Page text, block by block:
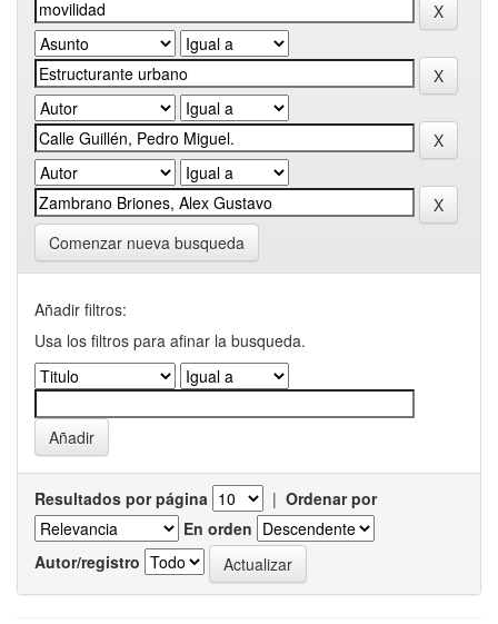
Comenzar nueva busqueda
Añadir filtros:
Usa los filtros para afinar la busqueda.
Resultados por página | Ordenar por
En orden
Autor/registro